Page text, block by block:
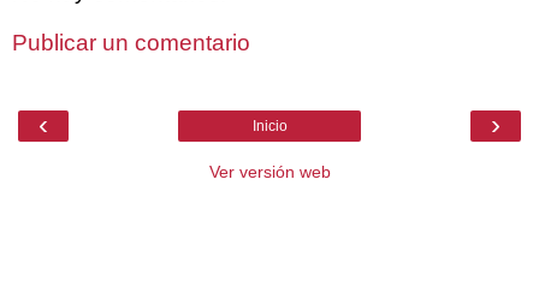
Publicar un comentario
‹ ›
Inicio
Ver versión web